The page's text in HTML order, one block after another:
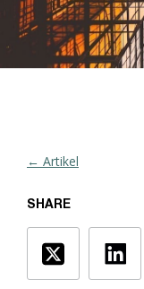
← Artikel
SHARE